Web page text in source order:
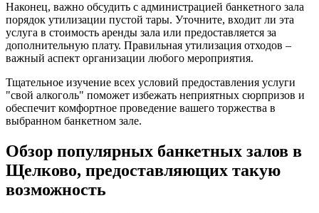
Наконец, важно обсудить с администрацией банкетного зала
порядок утилизации пустой тары. Уточните, входит ли эта
услуга в стоимость аренды зала или предоставляется за
дополнительную плату. Правильная утилизация отходов –
важный аспект организации любого мероприятия.
Тщательное изучение всех условий предоставления услуги
"свой алкоголь" поможет избежать неприятных сюрпризов и
обеспечит комфортное проведение вашего торжества в
выбранном банкетном зале.
Обзор популярных банкетных залов в
Щелково, предоставляющих такую
возможность